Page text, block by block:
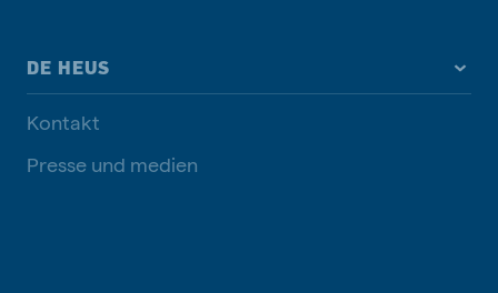
DE HEUS
Kontakt
Presse und medien